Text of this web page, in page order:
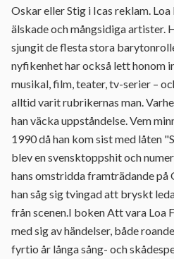
Oskar eller Stig i Icas reklam.
älskade och mångsidiga artister.
sjungit de flesta stora
nyfikenhet har också lett honom
musikal, film, teater, tv-serier –
alltid varit rubrikernas man.
han väcka uppståndelse. Vem
1990 då han kom sist med låten
blev en svensktoppshit och
hans omstridda framträdande på
han såg sig tvingad att bryskt
från scenen.I boken Att vara Loa
med sig av händelser, både
fyrtio år långa sång- och